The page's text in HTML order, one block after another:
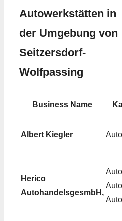
Autowerkstätten in
der Umgebung von
Seitzersdorf-
Wolfpassing
Business Name
Albert Kiegler
Herico
AutohandelsgesmbH,